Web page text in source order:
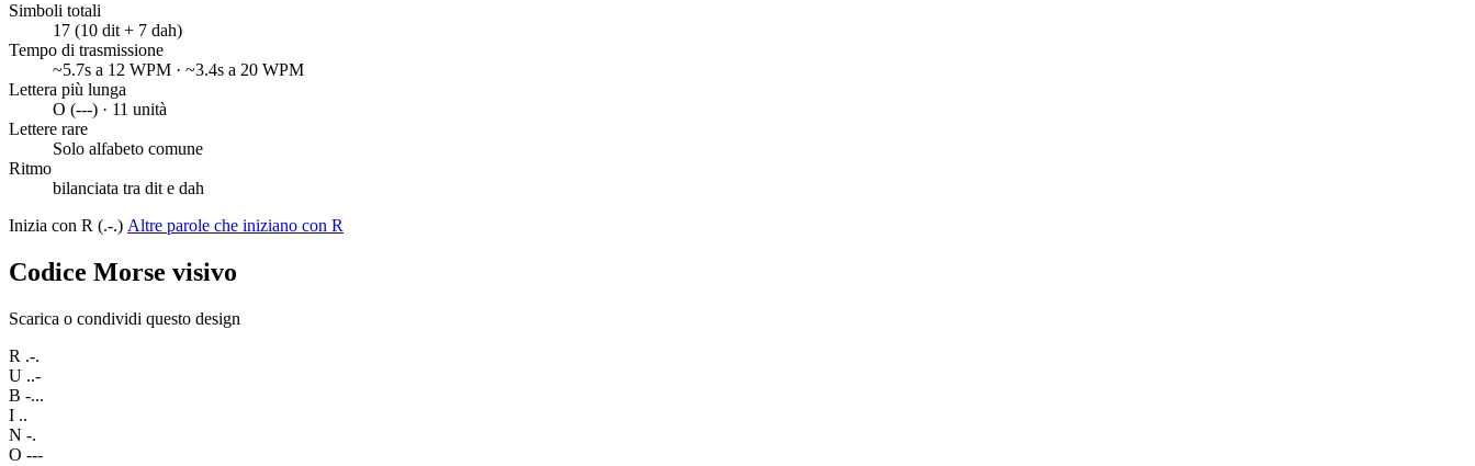
Simboli totali
17 (10 dit + 7 dah)
Tempo di trasmissione
~5.7s a 12 WPM · ~3.4s a 20 WPM
Lettera più lunga
O (---) · 11 unità
Lettere rare
Solo alfabeto comune
Ritmo
bilanciata tra dit e dah
Inizia con R (.-.) Altre parole che iniziano con R
Codice Morse visivo
Scarica o condividi questo design
R .-.
U ..-
B -...
I ..
N -.
O ---